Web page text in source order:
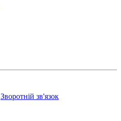
Зворотній зв'язок